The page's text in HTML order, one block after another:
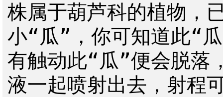
株属于葫芦科的植物，
小“瓜”，你可知道此“
有触动此“瓜”便会脱落
液一起喷射出去，射程